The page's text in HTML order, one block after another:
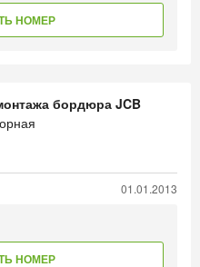
НОМЕР
бордюра JCB
01.01.2013
НОМЕР